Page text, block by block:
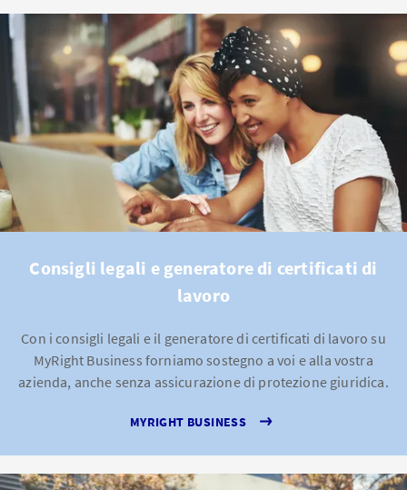
Consigli legali e generatore di certificati di
lavoro
Con i consigli legali e il generatore di certificati di lavoro su
MyRight Business forniamo sostegno a voi e alla vostra
azienda, anche senza assicurazione di protezione giuridica.
MYRIGHT BUSINESS